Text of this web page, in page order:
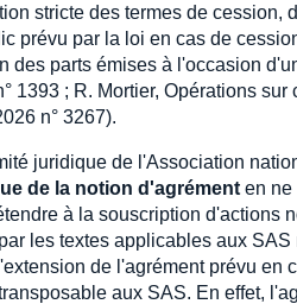
stricte des termes de cession,
prévu par la loi en cas de
des parts émises à l'occasion
1393 ; R. Mortier, Opérations
n° 3267).
juridique de l'Association
de la notion d'agrément en ne
à la souscription d'actions
les textes applicables aux
de l'agrément prévu en
aux SAS. En effet,